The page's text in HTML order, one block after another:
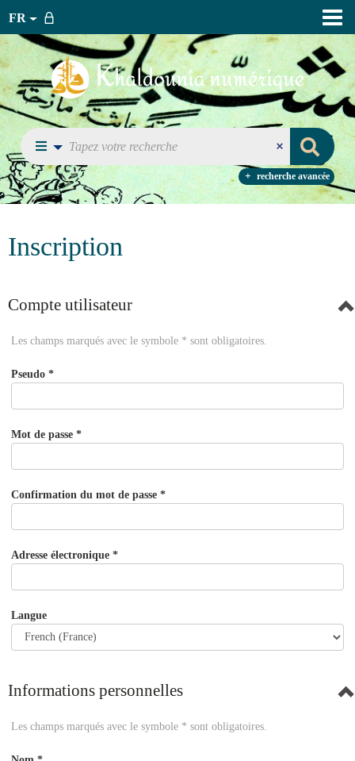
FR
recherche avancée
Inscription
Compte utilisateur
Les champs marqués avec le symbole * sont obligatoires.
Pseudo *
Mot de passe *
Confirmation du mot de passe *
Adresse électronique *
Langue
Informations personnelles
Les champs marqués avec le symbole * sont obligatoires.